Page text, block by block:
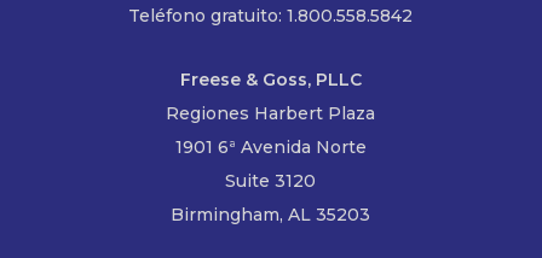
Teléfono gratuito: 1.800.558.5842
Freese & Goss, PLLC
Regiones Harbert Plaza
1901 6ª Avenida Norte
Suite 3120
Birmingham, AL 35203